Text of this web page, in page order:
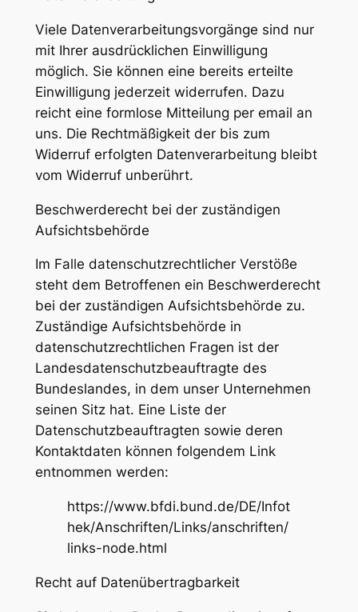
Viele Datenverarbeitungsvorgänge sind nur
mit Ihrer ausdrücklichen Einwilligung
möglich. Sie können eine bereits erteilte
Einwilligung jederzeit widerrufen. Dazu
reicht eine formlose Mitteilung per email an
uns. Die Rechtmäßigkeit der bis zum
Widerruf erfolgten Datenverarbeitung bleibt
vom Widerruf unberührt.
Beschwerderecht bei der zuständigen
Aufsichtsbehörde
Im Falle datenschutzrechtlicher Verstöße
steht dem Betroffenen ein Beschwerderecht
bei der zuständigen Aufsichtsbehörde zu.
Zuständige Aufsichtsbehörde in
datenschutzrechtlichen Fragen ist der
Landesdatenschutzbeauftragte des
Bundeslandes, in dem unser Unternehmen
seinen Sitz hat. Eine Liste der
Datenschutzbeauftragten sowie deren
Kontaktdaten können folgendem Link
entnommen werden:
https://www.bfdi.bund.de/DE/Infot
hek/Anschriften/Links/anschriften/
links-node.html
Recht auf Datenübertragbarkeit